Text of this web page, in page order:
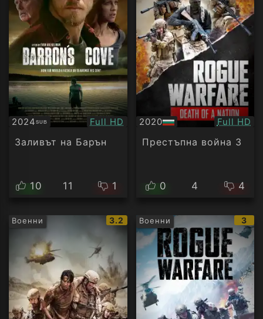
2024SUB
Субтитри Качество:
Full HD
Заливът на Барън
10 11 1
2020
БГ
аудио
Full HD
Престъпна война 3
0 4 4
Военни
IMDb
рейтинг:
3.2 Военни 3